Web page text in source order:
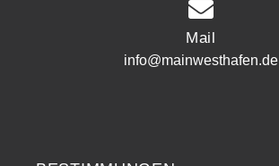
Mail
info@mainwesthafen.de